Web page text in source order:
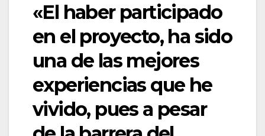
«El haber participado
en el proyecto, ha sido
una de las mejores
experiencias que he
vivido, pues a pesar